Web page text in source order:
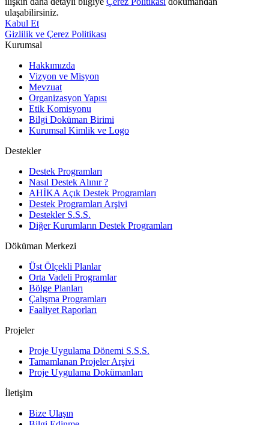
ulaşabilirsiniz.
Kabul Et
Gizlilik ve Çerez Politikası
Kurumsal
Hakkımızda
Vizyon ve Misyon
Mevzuat
Organizasyon Yapısı
Etik Komisyonu
Bilgi Doküman Birimi
Kurumsal Kimlik ve Logo
Destekler
Destek Programları
Nasıl Destek Alınır ?
AHİKA Açık Destek Programları
Destek Programları Arşivi
Destekler S.S.S.
Diğer Kurumların Destek Programları
Döküman Merkezi
Üst Ölçekli Planlar
Orta Vadeli Programlar
Bölge Planları
Çalışma Programları
Faaliyet Raporları
Projeler
Proje Uygulama Dönemi S.S.S.
Tamamlanan Projeler Arşivi
Proje Uygulama Dokümanları
İletişim
Bize Ulaşın